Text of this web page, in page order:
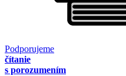
Podporujeme
čítanie
s porozumením